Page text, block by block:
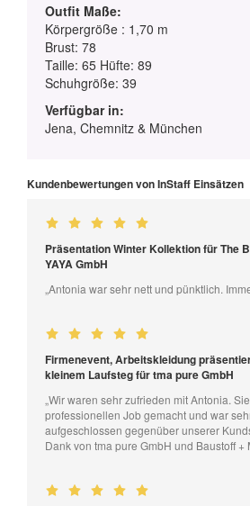
Outfit Maße:
Körpergröße : 1,70 m
Brust: 78
Taille: 65 Hüfte: 89
Schuhgröße: 39
Verfügbar in:
Jena, Chemnitz & München
Kundenbewertungen von InStaff Einsätzen
Präsentation Winter Kollektion für The
YAYA GmbH
„Antonia war sehr nett und pünktlich.
Firmenevent, Arbeitskleidung
kleinem Laufsteg für tma pure GmbH
„Wir waren sehr zufrieden mit Antonia.
professionellen Job gemacht und war
aufgeschlossen gegenüber unserer
Dank von tma pure GmbH und Baustoff +